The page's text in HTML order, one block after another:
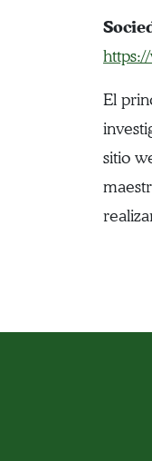
El
sitio